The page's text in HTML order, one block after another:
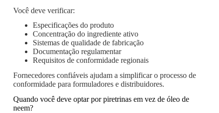
Você deve verificar:
Especificações do produto
Concentração do ingrediente ativo
Sistemas de qualidade de fabricação
Documentação regulamentar
Requisitos de conformidade regionais
Fornecedores confiáveis ​​ajudam a simplificar o processo de
conformidade para formuladores e distribuidores.
Quando você deve optar por piretrinas em vez de óleo de
neem?